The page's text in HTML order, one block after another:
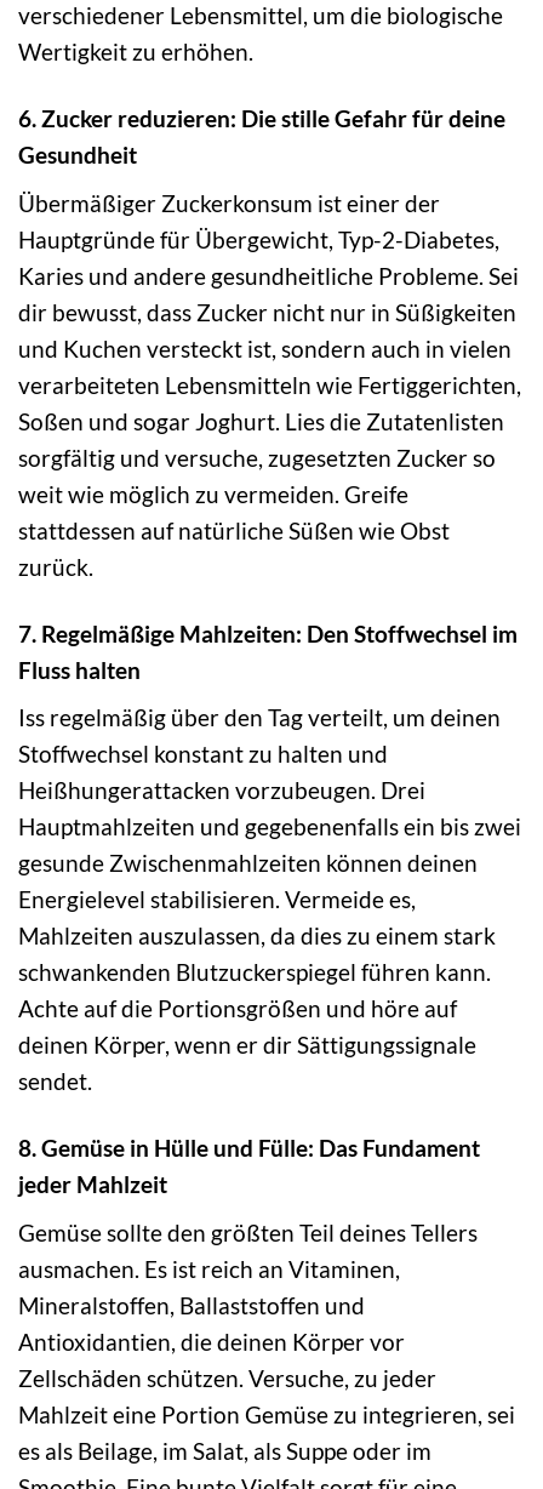
verschiedener Lebensmittel, um die biologische
Wertigkeit zu erhöhen.
6. Zucker reduzieren: Die stille Gefahr für deine
Gesundheit
Übermäßiger Zuckerkonsum ist einer der
Hauptgründe für Übergewicht, Typ-2-Diabetes,
Karies und andere gesundheitliche Probleme. Sei
dir bewusst, dass Zucker nicht nur in Süßigkeiten
und Kuchen versteckt ist, sondern auch in vielen
verarbeiteten Lebensmitteln wie Fertiggerichten,
Soßen und sogar Joghurt. Lies die Zutatenlisten
sorgfältig und versuche, zugesetzten Zucker so
weit wie möglich zu vermeiden. Greife
stattdessen auf natürliche Süßen wie Obst
zurück.
7. Regelmäßige Mahlzeiten: Den Stoffwechsel im
Fluss halten
Iss regelmäßig über den Tag verteilt, um deinen
Stoffwechsel konstant zu halten und
Heißhungerattacken vorzubeugen. Drei
Hauptmahlzeiten und gegebenenfalls ein bis zwei
gesunde Zwischenmahlzeiten können deinen
Energielevel stabilisieren. Vermeide es,
Mahlzeiten auszulassen, da dies zu einem stark
schwankenden Blutzuckerspiegel führen kann.
Achte auf die Portionsgrößen und höre auf
deinen Körper, wenn er dir Sättigungssignale
sendet.
8. Gemüse in Hülle und Fülle: Das Fundament
jeder Mahlzeit
Gemüse sollte den größten Teil deines Tellers
ausmachen. Es ist reich an Vitaminen,
Mineralstoffen, Ballaststoffen und
Antioxidantien, die deinen Körper vor
Zellschäden schützen. Versuche, zu jeder
Mahlzeit eine Portion Gemüse zu integrieren, sei
es als Beilage, im Salat, als Suppe oder im